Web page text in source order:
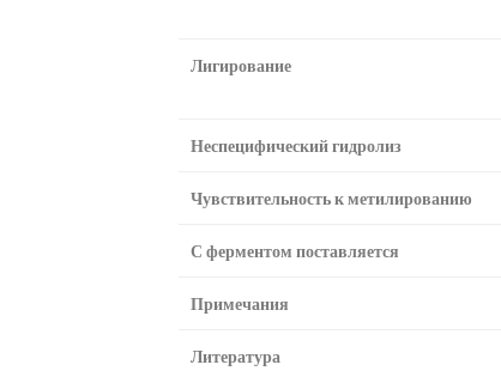
Лигирование
Неспецифический гидролиз
Чувствительность к метилированию
С ферментом поставляется
Примечания
Литература